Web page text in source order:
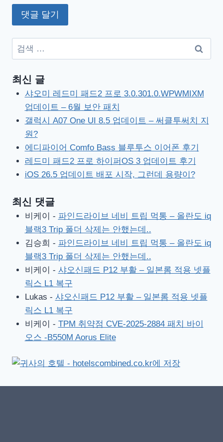
검
색:
최신 글
샤오미 레드미 패드2 프로 3.0.301.0.WPWMIXM
업데이트 – 6월 보안 패치
갤럭시 A07 One UI 8.5 업데이트 – 써클투써치 지
원?
에디파이어 Comfo Bass 블루투스 이어폰 후기
레드미 패드2 프로 하이퍼OS 3 업데이트 후기
iOS 26.5 업데이트 배포 시작, 그런데 용량이?
최신 댓글
비케이 - 파인드라이브 네비 트립 먹통 – 올란도 iq
블랙3 Trip 폴더 삭제는 안했는데..
김승희 - 파인드라이브 네비 트립 먹통 – 올란도 iq
블랙3 Trip 폴더 삭제는 안했는데..
비케이 - 샤오신패드 P12 부활 – 일본롬 적용 넷플
릭스 L1 복구
Lukas - 샤오신패드 P12 부활 – 일본롬 적용 넷플
릭스 L1 복구
비케이 - TPM 취약점 CVE-2025-2884 패치 바이
오스 -B550M Aorus Elite